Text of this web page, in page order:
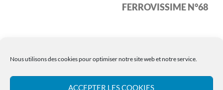
Nous utilisons des cookies pour optimiser notre site web et notre service.
ACCEPTER LES COOKIES
FERROVISSIME N°68